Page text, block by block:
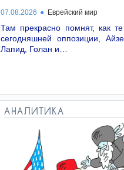
07.08.2026 Еврейский мир
Там прекрасно помнят, как
сегодняшней оппозиции,
Лапид, Голан и…
АНАЛИТИКА